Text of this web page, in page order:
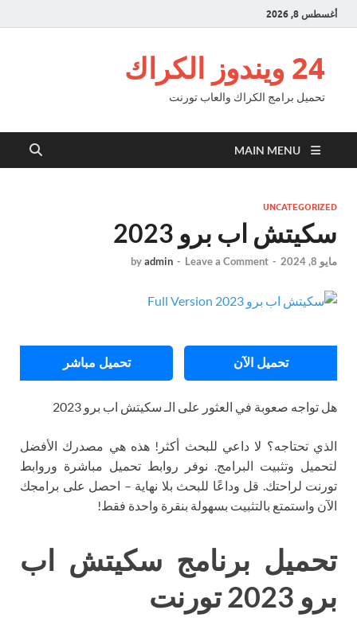
أغسطس 8, 2026
24 ويندوز الكراك
تحميل برامج الكراك والعاب تورنت
MAIN MENU
UNCATEGORIZED
سكيتش اب برو 2023
مايو 8, 2024 -
byadmin - Leave a Comment
تحميل الآن تحميل مباشر
هل تواجه صعوبة في العثور على الـ سكيتش اب برو 2023
الذي تحتاجه؟ لا داعي للبحث أكثر! هذه هي مصدرك الأفضل
لتحميل وتثبيت البرامج. نوفر روابط تحميل مباشرة وروابط
تورنت لراحتك. قل وداعًا للبحث بلا نهاية – احصل على برامجك
الآن واستمتع بالتثبيت بسهولة بنقرة واحدة فقط!
تحميل برنامج سكيتش اب
برو 2023 تورنت